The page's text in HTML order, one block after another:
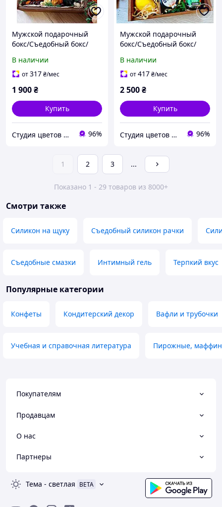
Мужской подарочный
бокс/Съедобный бокс/
В наличии
от317₴/мес
1 900₴
Купить
Студия цветов и подарков "MadamPodari" 96%
Мужской подарочный
бокс/Съедобный бокс/
В наличии
от417₴/мес
2 500₴
Купить
Студия цветов и подарков "MadamPodari" 96%
1 2 3 ...
Показано 1 - 29 товаров из 8000+
Смотри также
Силикон на щуку Съедобный силикон рачки
Съедобные смазки Интимный гель Терпкий вкус
Популярные категории
Конфеты Кондитерский декор Вафли и трубочки
Учебная и справочная литература Пирожные,
Покупателям
Продавцам
О нас
Партнеры
Тема - светлая BETA